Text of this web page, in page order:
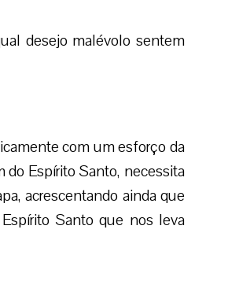
desejo malévolo sentem
com um esforço da
do Espírito Santo, necessita
acrescentando ainda que
Santo que nos leva